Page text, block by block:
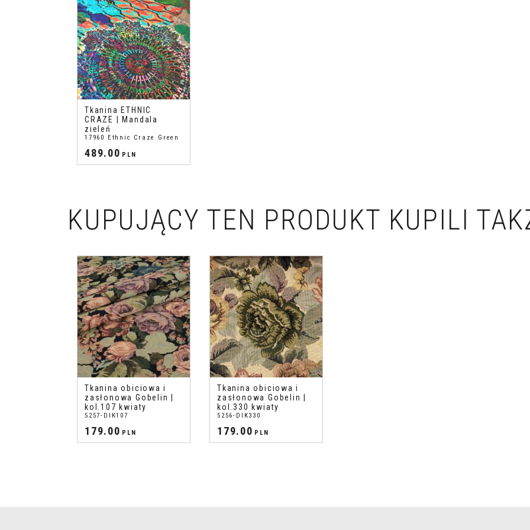
Tkanina ETHNIC
CRAZE | Mandala
zieleń
17960 Ethnic Craze Green
489.00 PLN
KUPUJĄCY TEN PRODUKT KUPILI
Tkanina obiciowa i
zasłonowa Gobelin |
kol.107 kwiaty
5257-DIK107
179.00 PLN
Tkanina obiciowa i
zasłonowa Gobelin |
kol.330 kwiaty
5256-DIK330
179.00 PLN